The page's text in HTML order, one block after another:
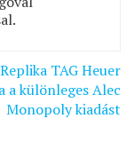
TAG Heuer
a különleges Alec
Monopoly kiadást